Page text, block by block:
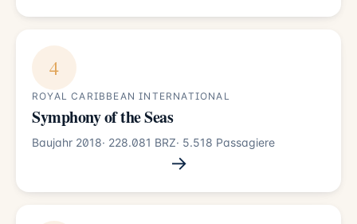
4
ROYAL CARIBBEAN INTERNATIONAL
Symphony of the Seas
Baujahr 2018· 228.081 BRZ· 5.518 Passagiere
→